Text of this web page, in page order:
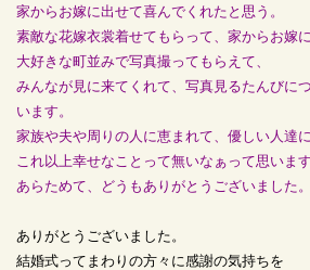
家からお嫁に出せて喜んでくれたと思う。
素敵な花嫁衣裳着せてもらって、家からお嫁
大好きな町並みで写真撮ってもらえて、
みんなが見に来てくれて、写真見るたんびに
います。
家族や夫や周りの人に恵まれて、優しい人達に
これ以上幸せなことって無いなぁって思います
あらためて、どうもありがとうございました。
ありがとうございました。
結婚式ってまわりの方々に感謝の気持ちを